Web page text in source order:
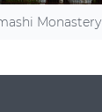
Monastery